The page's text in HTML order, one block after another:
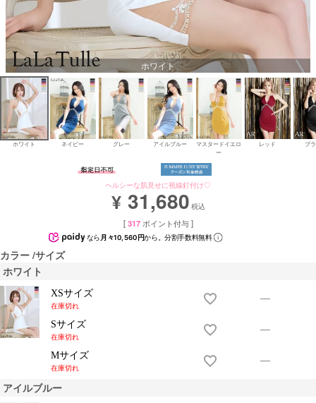
ホワイト
ホワイト ネイビー グレー アイルブルー
マスタードイエロ
ー
レッド ブ
ヘルシーな肌見せに視線釘付け♡
¥ 31,680 税込
[ 317 ポイント付与 ]
なら 月々10,560円から。分割手数料無料
カラー サイズ
ホワイト
XSサイズ
在庫切れ
—
Sサイズ
在庫切れ
—
Mサイズ
在庫切れ
—
アイルブルー